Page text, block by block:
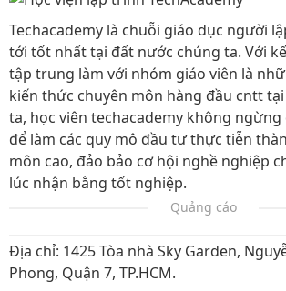
Techacademy là chuỗi giáo dục người
tới tốt nhất tại đất nước chúng ta. Với
tập trung làm với nhóm giáo viên là
kiến thức chuyên môn hàng đầu cntt
ta, học viên techacademy không
để làm các quy mô đầu tư thực tiễn
môn cao, đảo bảo cơ hội nghề nghiệp
lúc nhận bằng tốt nghiệp.
Quảng cáo
Địa chỉ: 1425 Tòa nhà Sky Garden,
Phong, Quận 7, TP.HCM.